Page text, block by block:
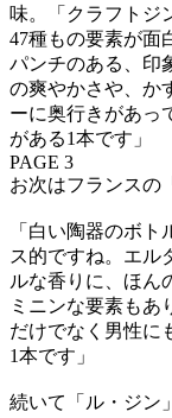
味。「クラフトジ
47種もの要素が面
パンチのある、印
の爽やかさや、か
ーに奥行きがあっ
がある1本です」
PAGE 3
お次はフランスの
「白い陶器のボ
ス的ですね。エル
ルな香りに、ほん
ミニンな要素もあ
だけでなく男性に
1本です」
続いて「ル・ジン」